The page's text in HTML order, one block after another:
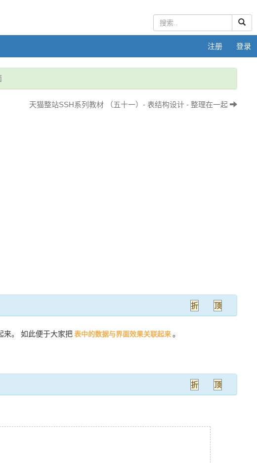
注册 登录
天猫整站SSH系列教材 （五十一）- 表结构设计 - 整理在一起
顶
折
来。 如此便于大家把表中的数据与界面效果关联起来。
顶
折